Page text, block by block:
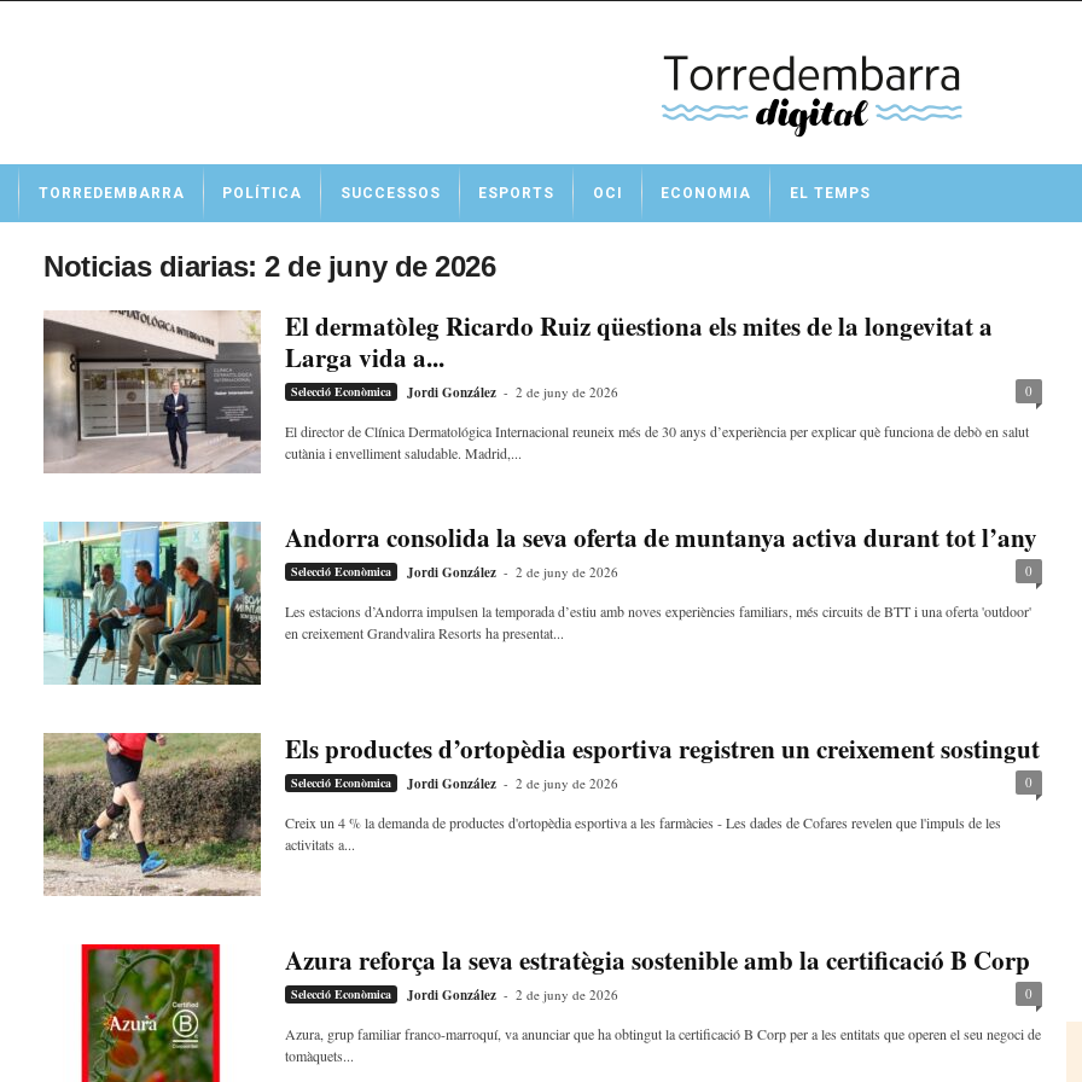
t
TORREDEMBARRA POLÍTICA SUCCESSOS ESPORTS OCI ECONOMIA EL TEMPS
Noticias diarias: 2 de juny de 2026
El dermatòleg Ricardo Ruiz qüestiona els mites de la longevitat a
Larga vida a...
Selecció Econòmica Jordi González - 2 de juny de 2026 0
El director de Clínica Dermatológica Internacional reuneix més de 30 anys d’experiència per explicar què funciona de debò en salut
cutània i envelliment saludable. Madrid,...
Andorra consolida la seva oferta de muntanya activa durant tot l’any
Selecció Econòmica Jordi González - 2 de juny de 2026 0
Les estacions d’Andorra impulsen la temporada d’estiu amb noves experiències familiars, més circuits de BTT i una oferta 'outdoor'
en creixement Grandvalira Resorts ha presentat...
Els productes d’ortopèdia esportiva registren un creixement sostingut
Selecció Econòmica Jordi González - 2 de juny de 2026 0
Creix un 4 % la demanda de productes d'ortopèdia esportiva a les farmàcies - Les dades de Cofares revelen que l'impuls de les
activitats a...
Azura reforça la seva estratègia sostenible amb la certificació B Corp
Selecció Econòmica Jordi González - 2 de juny de 2026 0
Azura, grup familiar franco-marroquí, va anunciar que ha obtingut la certificació B Corp per a les entitats que operen el seu negoci de
tomàquets...